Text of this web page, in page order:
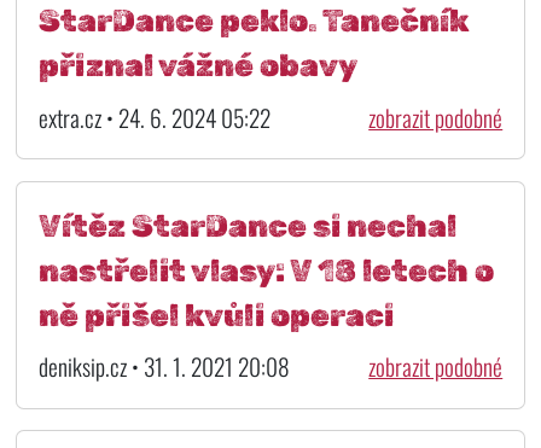
StarDance peklo. Tanečník
přiznal vážné obavy
extra.cz • 24. 6. 2024 05:22 zobrazit podobné
Vítěz StarDance si nechal
nastřelit vlasy: V 18 letech o
ně přišel kvůli operaci
deniksip.cz • 31. 1. 2021 20:08 zobrazit podobné